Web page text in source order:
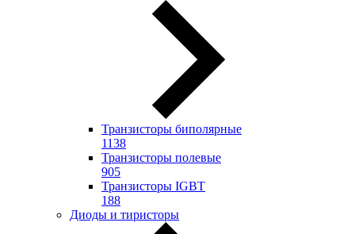
Транзисторы биполярные
1138
Транзисторы полевые
905
Транзисторы IGBT
188
Диоды и тиристоры